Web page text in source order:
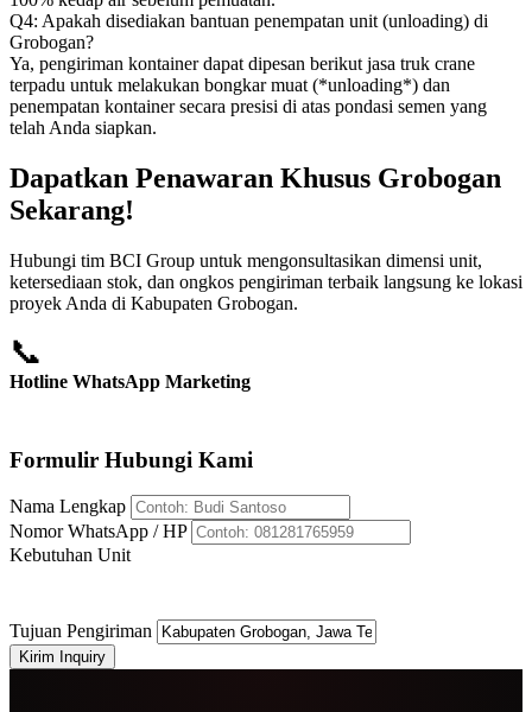
Q4: Apakah disediakan bantuan penempatan unit (unloading) di
Grobogan?
Ya, pengiriman kontainer dapat dipesan berikut jasa truk crane
terpadu untuk melakukan bongkar muat (*unloading*) dan
penempatan kontainer secara presisi di atas pondasi semen yang
telah Anda siapkan.
Dapatkan Penawaran Khusus Grobogan
Sekarang!
Hubungi tim BCI Group untuk mengonsultasikan dimensi unit,
ketersediaan stok, dan ongkos pengiriman terbaik langsung ke lokasi
proyek Anda di Kabupaten Grobogan.
📞
Hotline WhatsApp Marketing
Formulir Hubungi Kami
Nama Lengkap
Nomor WhatsApp / HP
Kebutuhan Unit
Tujuan Pengiriman
Kirim Inquiry